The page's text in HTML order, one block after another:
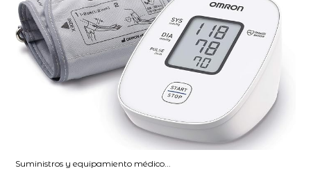
Suministros y equipamiento médico...